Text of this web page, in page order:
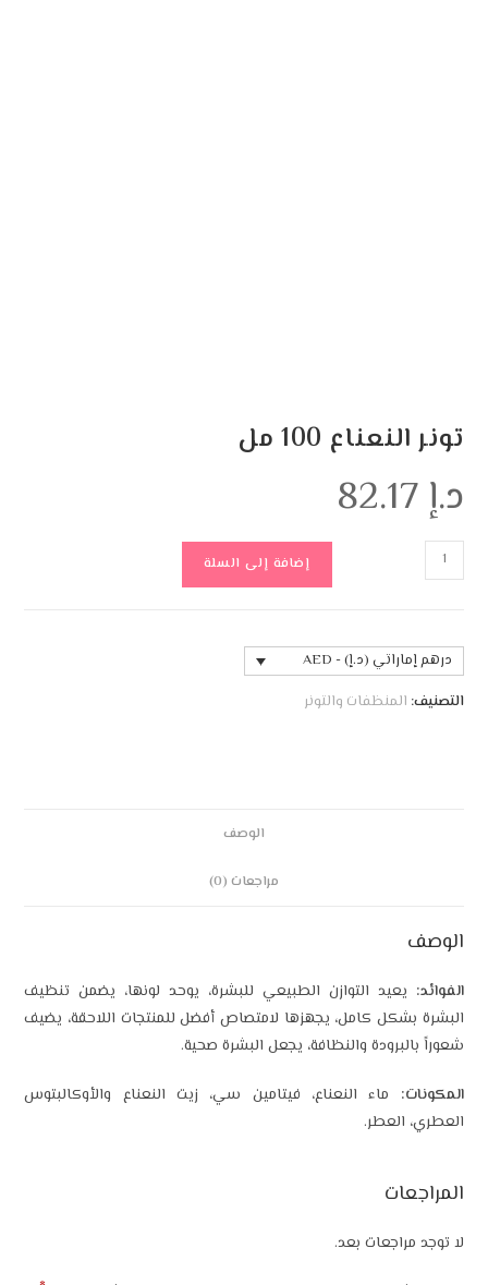
تونر النعناع 100 مل
د.إ82.17
إضافة إلى السلة
درهم إماراتي (د.إ) - AED
التصنيف: المنظفات والتونر
الوصف
مراجعات (0)
الوصف
الفوائد: يعيد التوازن الطبيعي للبشرة، يوحد لونها، يضمن تنظيف
البشرة بشكل كامل، يجهزها لامتصاص أفضل للمنتجات اللاحقة، يضيف
شعوراً بالبرودة والنظافة، يجعل البشرة صحية.
المكونات: ماء النعناع، ​​فيتامين سي، زيت النعناع والأوكالبتوس
العطري، العطر.
المراجعات
لا توجد مراجعات بعد.